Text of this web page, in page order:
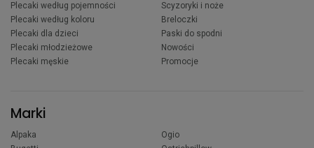
Plecaki według pojemności
Plecaki według koloru
Plecaki dla dzieci
Plecaki młodzieżowe
Plecaki męskie
Scyzoryki i noże
Breloczki
Paski do spodni
Nowości
Promocje
Marki
Alpaka
Ogio